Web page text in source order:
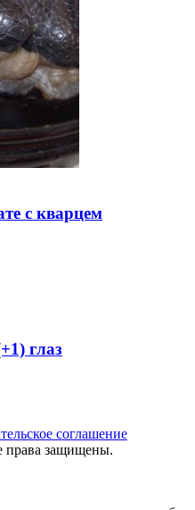
с кварцем
глаз
соглашение
права защищены.